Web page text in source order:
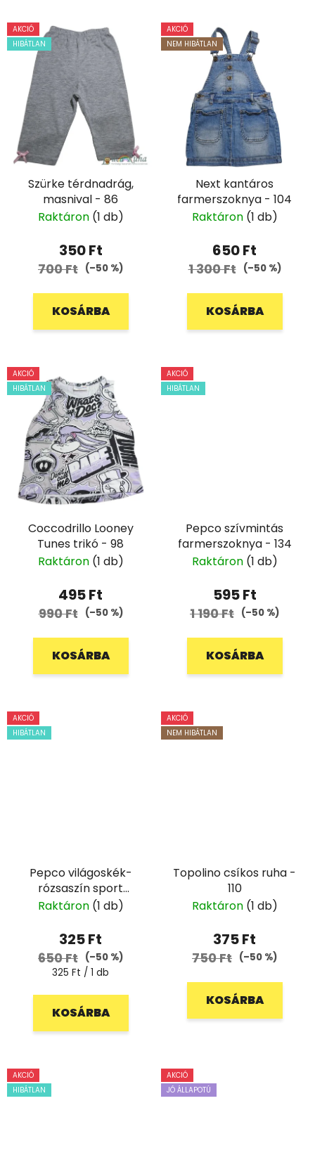
AKCIÓ
HIBÁTLAN
Szürke térdnadrág,
masnival - 86
Raktáron (1 db)
350 Ft
700 Ft (–50 %)
KOSÁRBA
AKCIÓ
NEM HIBÁTLAN
Next kantáros
farmerszoknya - 104
Raktáron (1 db)
650 Ft
1 300 Ft (–50 %)
KOSÁRBA
AKCIÓ
HIBÁTLAN
Coccodrillo Looney
Tunes trikó - 98
Raktáron (1 db)
495 Ft
990 Ft (–50 %)
KOSÁRBA
AKCIÓ
HIBÁTLAN
Pepco szívmintás
farmerszoknya - 134
Raktáron (1 db)
595 Ft
1 190 Ft (–50 %)
KOSÁRBA
AKCIÓ
HIBÁTLAN
Pepco világoskék-
rózsaszín sport
rövidnadrág - 128
Raktáron (1 db)
325 Ft
650 Ft (–50 %)
Egységár:
325 Ft / 1 db
KOSÁRBA
AKCIÓ
NEM HIBÁTLAN
Topolino csíkos ruha -
110
Raktáron (1 db)
375 Ft
750 Ft (–50 %)
KOSÁRBA
AKCIÓ
HIBÁTLAN
AKCIÓ
JÓ ÁLLAPOTÚ